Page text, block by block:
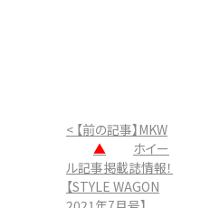
< 【前の記事】MKW
▲
ホイー
ル記事掲載誌情報！
【STYLE WAGON